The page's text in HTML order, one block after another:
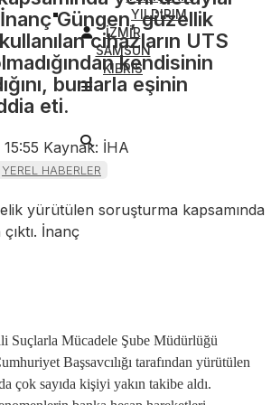
YILDIRIM
İZMİR
SAMSUN
KIBRIS
Güngen, güzellik
cihazların UTS
kendisinin
bunlarla eşinin
eti.
Kaynak: İHA
YEREL HABERLER
Suçlarla Mücadele Şube Müdürlüğü
Başsavcılığı tarafından yürütülen
çok sayıda kişiyi yakın takibe aldı.